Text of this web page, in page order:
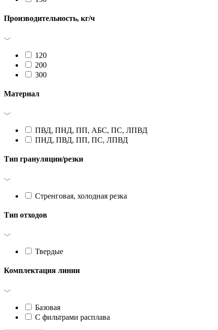
Производительность, кг/ч
120
200
300
Материал
ПВД, ПНД, ПП, АБС, ПС, ЛПВД
ПНД, ПВД, ПП, ПС, ЛПВД
Тип грануляции/резки
Стренговая, холодная резка
Тип отходов
Твердые
Комплектация линии
Базовая
С фильтрами расплава